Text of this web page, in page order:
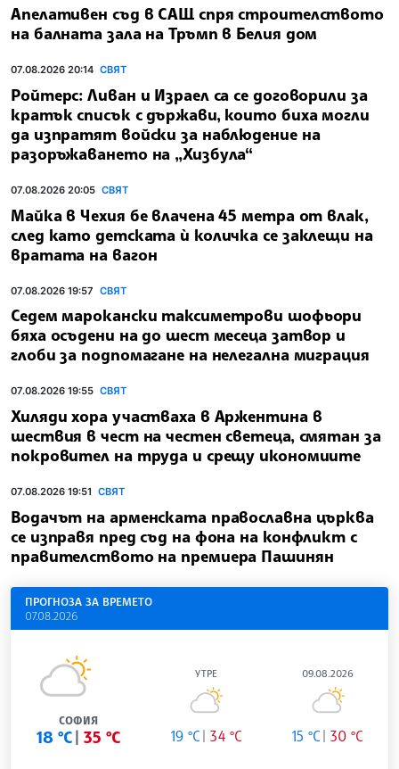
Апелативен съд в САЩ спря строителството
на балната зала на Тръмп в Белия дом
07.08.2026 20:14 СВЯТ
Ройтерс: Ливан и Израел са се договорили за
кратък списък с държави, които биха могли
да изпратят войски за наблюдение на
разоръжаването на „Хизбула“
07.08.2026 20:05 СВЯТ
Майка в Чехия бе влачена 45 метра от влак,
след като детската ѝ количка се заклещи на
вратата на вагон
07.08.2026 19:57 СВЯТ
Седем марокански таксиметрови шофьори
бяха осъдени на до шест месеца затвор и
глоби за подпомагане на нелегална миграция
07.08.2026 19:55 СВЯТ
Хиляди хора участваха в Аржентина в
шествия в чест на честен светеца, смятан за
покровител на труда и срещу икономиите
07.08.2026 19:51 СВЯТ
Водачът на арменската православна църква
се изправя пред съд на фона на конфликт с
правителството на премиера Пашинян
ПРОГНОЗА ЗА ВРЕМЕТО
07.08.2026
СОФИЯ
18 °C 35 °C
УТРЕ
19 °C 34 °C
09.08.2026
15 °C 30 °C